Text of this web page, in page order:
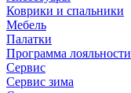
Коврики и спальники
Мебель
Палатки
Программа лояльности
Сервис
Сервис зима